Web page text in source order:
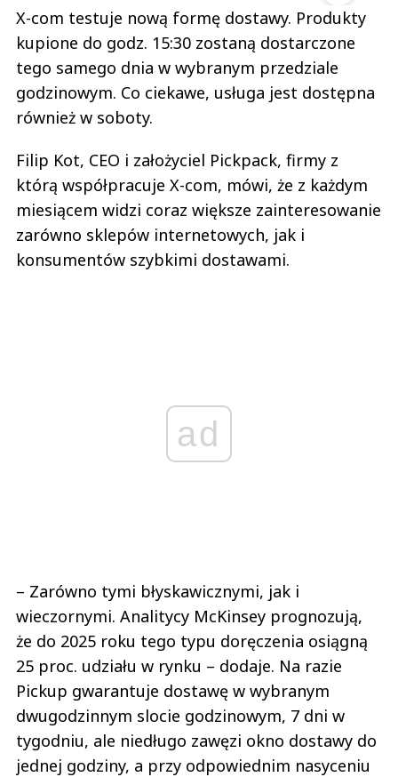
X-com testuje nową formę dostawy. Produkty
kupione do godz. 15:30 zostaną dostarczone
tego samego dnia w wybranym przedziale
godzinowym. Co ciekawe, usługa jest dostępna
również w soboty.
Filip Kot, CEO i założyciel Pickpack, firmy z
którą współpracuje X-com, mówi, że z każdym
miesiącem widzi coraz większe zainteresowanie
zarówno sklepów internetowych, jak i
konsumentów szybkimi dostawami.
ad
– Zarówno tymi błyskawicznymi, jak i
wieczornymi. Analitycy McKinsey prognozują,
że do 2025 roku tego typu doręczenia osiągną
25 proc. udziału w rynku – dodaje. Na razie
Pickup gwarantuje dostawę w wybranym
dwugodzinnym slocie godzinowym, 7 dni w
tygodniu, ale niedługo zawęzi okno dostawy do
jednej godziny, a przy odpowiednim nasyceniu